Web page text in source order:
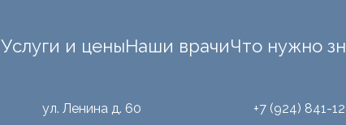
Услуги и ценыНаши врачиЧто нужно
ул. Ленина д. 60 +7 (924) 841-